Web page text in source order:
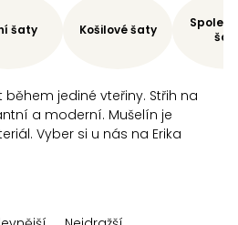
jediné vteřiny. Střih na
a moderní. Mušelín je
Vyber si u nás na Erika
šaty Košilové šaty